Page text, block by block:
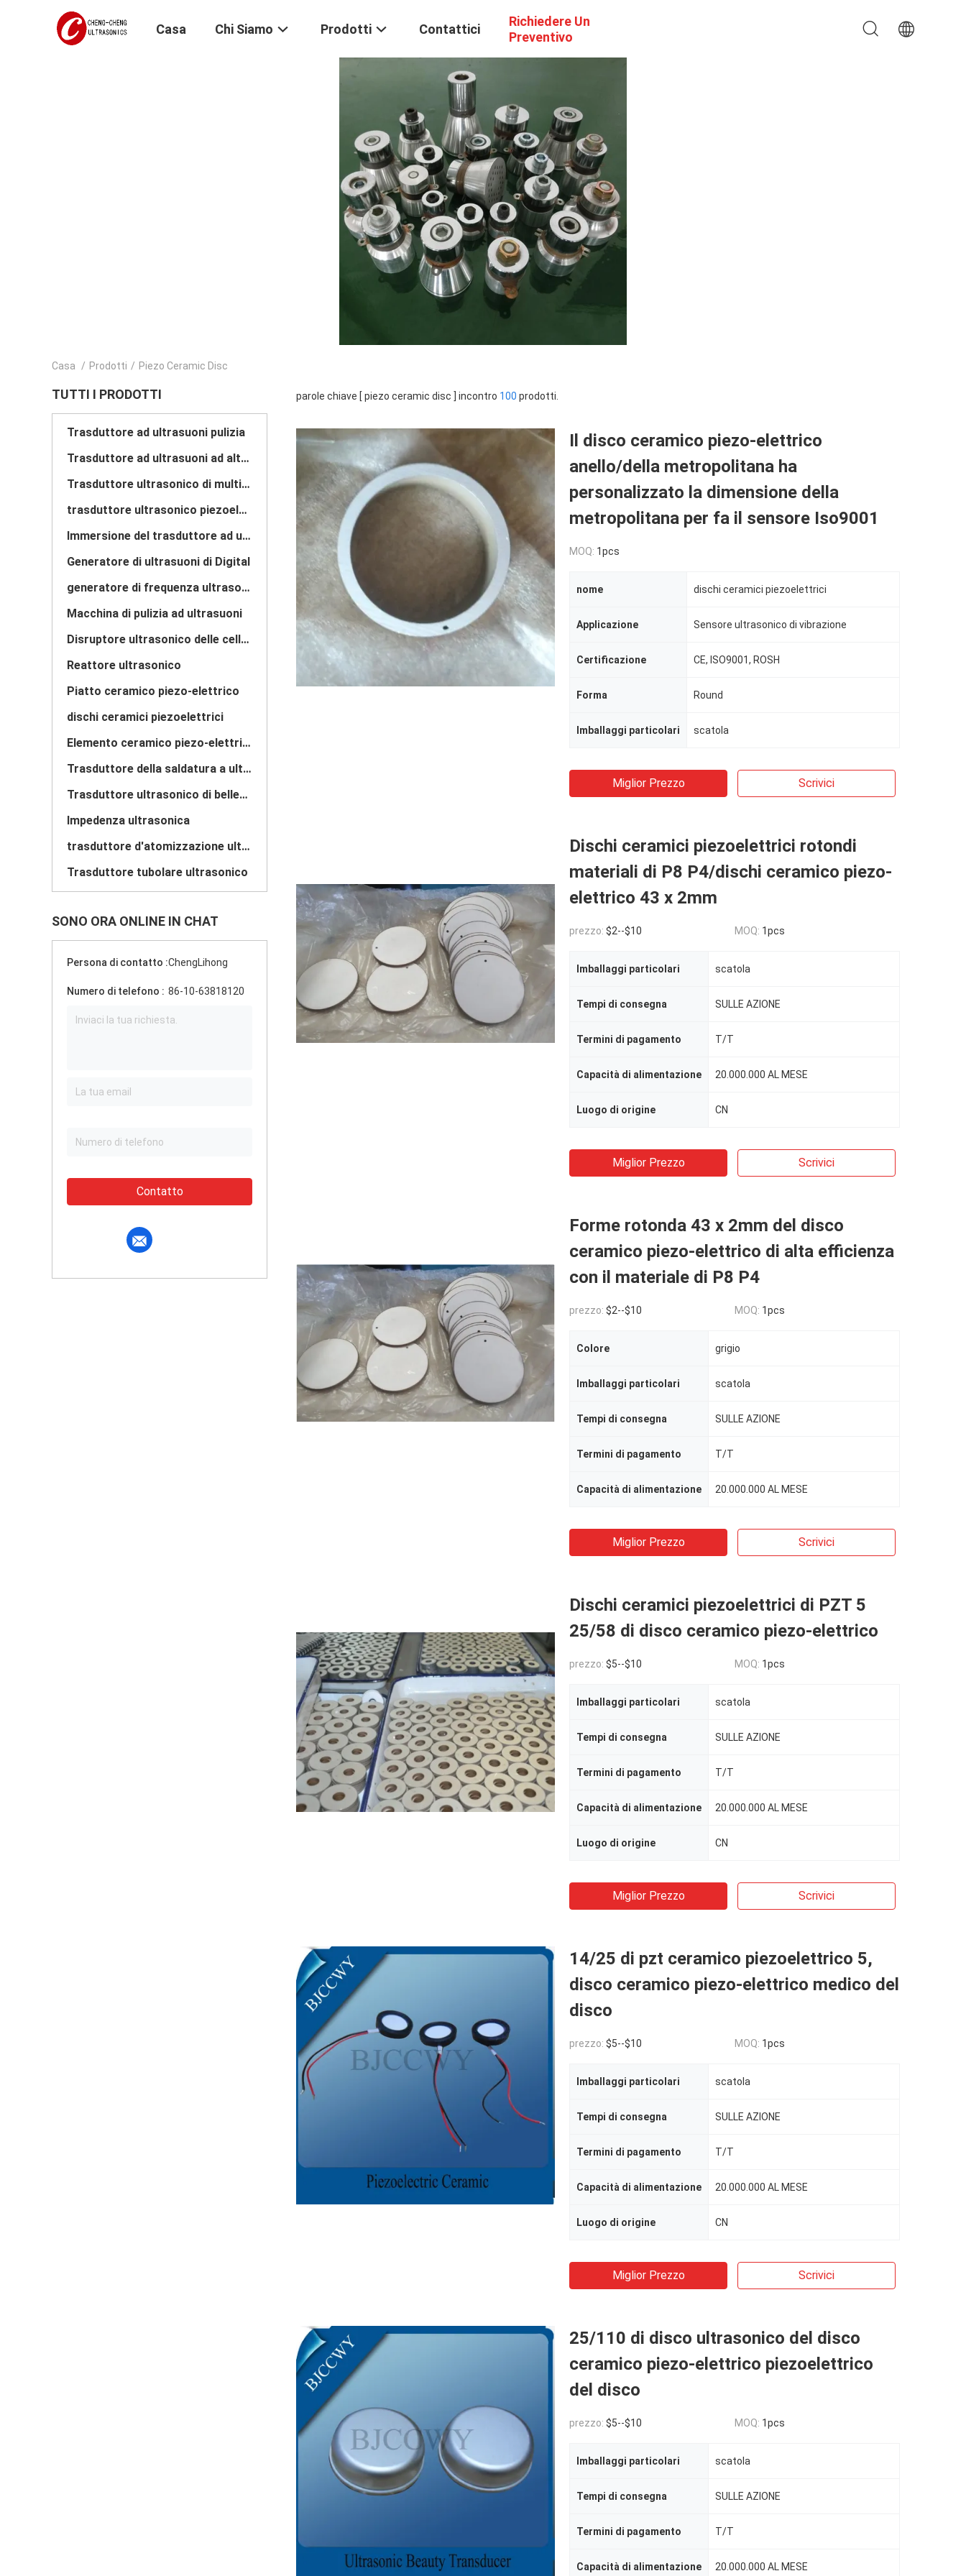
Casa Chi Siamo Prodotti Contattici
Richiedere Un
Preventivo
Casa / Prodotti / Piezo Ceramic Disc
TUTTI I PRODOTTI
Trasduttore ad ultrasuoni pulizia
Trasduttore ad ultrasuoni ad alta potenza
Trasduttore ultrasonico di multi frequenza
trasduttore ultrasonico piezoelettrico
Immersione del trasduttore ad ultrasuoni
Generatore di ultrasuoni di Digital
generatore di frequenza ultrasonica
Macchina di pulizia ad ultrasuoni
Disruptore ultrasonico delle cellule
Reattore ultrasonico
Piatto ceramico piezo-elettrico
dischi ceramici piezoelettrici
Elemento ceramico piezo-elettrico
Trasduttore della saldatura a ultrasuoni
Trasduttore ultrasonico di bellezza
Impedenza ultrasonica
trasduttore d'atomizzazione ultrasonico
Trasduttore tubolare ultrasonico
SONO ORA ONLINE IN CHAT
Persona di contatto :ChengLihong
Numero di telefono : 86-10-63818120
Contatto
parole chiave [ piezo ceramic disc ] incontro 100 prodotti.
Il disco ceramico piezo-elettrico
anello/della metropolitana ha
personalizzato la dimensione della
metropolitana per fa il sensore Iso9001
MOQ: 1pcs
nome dischi ceramici piezoelettrici
Applicazione Sensore ultrasonico di vibrazione
Certificazione CE, ISO9001, ROSH
Forma Round
Imballaggi particolari scatola
Miglior Prezzo Scrivici
Dischi ceramici piezoelettrici rotondi
materiali di P8 P4/dischi ceramico piezo-
elettrico 43 x 2mm
prezzo: $2--$10 MOQ: 1pcs
Imballaggi particolari scatola
Tempi di consegna SULLE AZIONE
Termini di pagamento T/T
Capacità di alimentazione 20.000.000 AL MESE
Luogo di origine CN
Miglior Prezzo Scrivici
Forme rotonda 43 x 2mm del disco
ceramico piezo-elettrico di alta efficienza
con il materiale di P8 P4
prezzo: $2--$10 MOQ: 1pcs
Colore grigio
Imballaggi particolari scatola
Tempi di consegna SULLE AZIONE
Termini di pagamento T/T
Capacità di alimentazione 20.000.000 AL MESE
Miglior Prezzo Scrivici
Dischi ceramici piezoelettrici di PZT 5
25/58 di disco ceramico piezo-elettrico
prezzo: $5--$10 MOQ: 1pcs
Imballaggi particolari scatola
Tempi di consegna SULLE AZIONE
Termini di pagamento T/T
Capacità di alimentazione 20.000.000 AL MESE
Luogo di origine CN
Miglior Prezzo Scrivici
14/25 di pzt ceramico piezoelettrico 5,
disco ceramico piezo-elettrico medico del
disco
prezzo: $5--$10 MOQ: 1pcs
Imballaggi particolari scatola
Tempi di consegna SULLE AZIONE
Termini di pagamento T/T
Capacità di alimentazione 20.000.000 AL MESE
Luogo di origine CN
Miglior Prezzo Scrivici
25/110 di disco ultrasonico del disco
ceramico piezo-elettrico piezoelettrico
del disco
prezzo: $5--$10 MOQ: 1pcs
Imballaggi particolari scatola
Tempi di consegna SULLE AZIONE
Termini di pagamento T/T
Capacità di alimentazione 20.000.000 AL MESE